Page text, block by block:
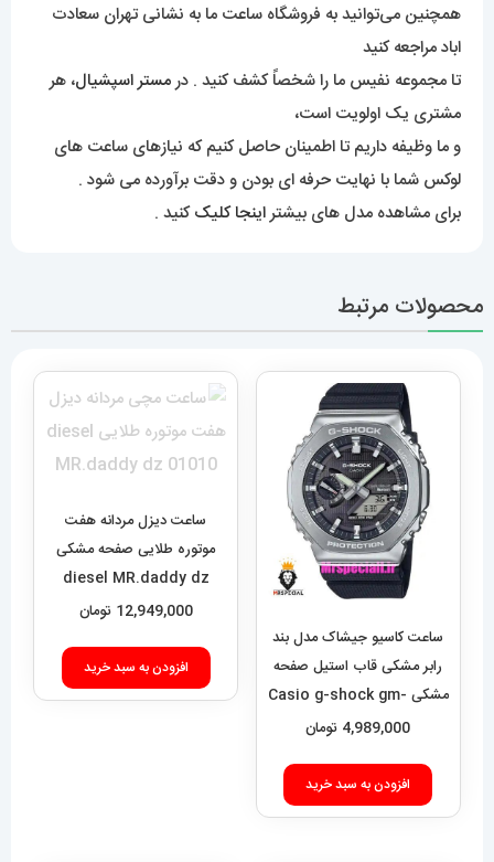
همچنین می‌توانید به فروشگاه ساعت ما به نشانی تهران سعادت
اباد مراجعه کنید
تا مجموعه نفیس ما را شخصاً کشف کنید . درمستر اسپشیال، هر
مشتری یک اولویت است،
و ما وظیفه داریم تا اطمینان حاصل کنیم که نیازهای ساعت های
لوکس شما با نهایت حرفه ای بودن و دقت برآورده می شود .
برای مشاهده مدل های بیشتراینجا کلیککنید .
محصولات مرتبط
ساعت کاسیو جیشاک مدل بند
رابر مشکی قاب استیل صفحه
مشکی Casio g-shock gm-
2100 021462
4,989,000 تومان
افزودن به سبد خرید
ساعت دیزل مردانه هفت
موتوره طلایی صفحه مشکی
diesel MR.daddy dz
01010
12,949,000 تومان
افزودن به سبد خرید